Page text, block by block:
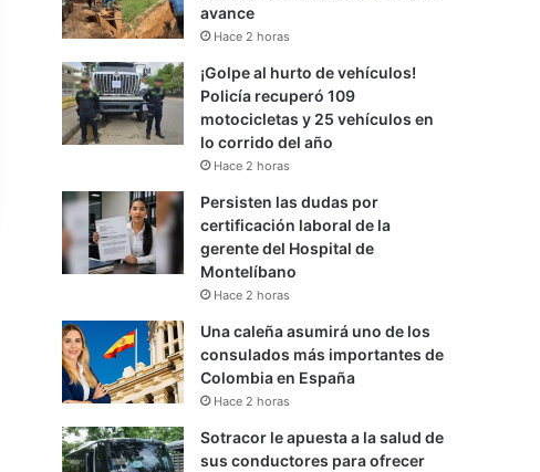
avance
Hace 2 horas
¡Golpe al hurto de vehículos!
Policía recuperó 109
motocicletas y 25 vehículos en
lo corrido del año
Hace 2 horas
Persisten las dudas por
certificación laboral de la
gerente del Hospital de
Montelíbano
Hace 2 horas
Una caleña asumirá uno de los
consulados más importantes de
Colombia en España
Hace 2 horas
Sotracor le apuesta a la salud de
sus conductores para ofrecer